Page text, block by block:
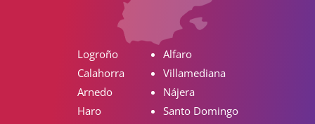
Logroño
Calahorra
Arnedo
Haro
Alfaro
Villamediana
Nájera
Santo Domingo